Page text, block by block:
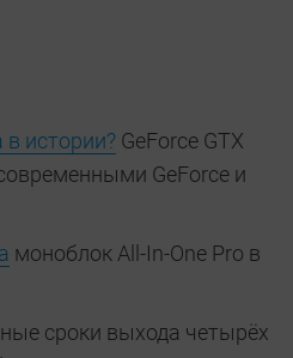
истории? GeForce GTX
GeForce и
моноблок All-In-One Pro в
сроки выхода четырёх